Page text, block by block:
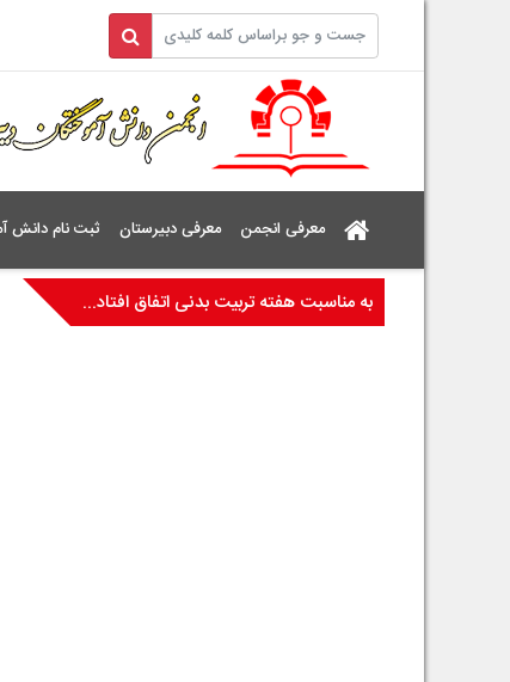
معرفی انجمن معرفی دبیرستان ثبت نام دانش
به مناسبت هفته تربیت بدنی اتفاق افتاد...